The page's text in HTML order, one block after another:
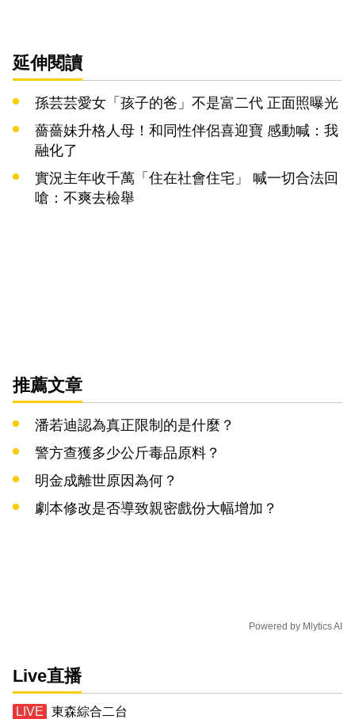
延伸閱讀
孫芸芸愛女「孩子的爸」不是富二代 正面照曝光
薔薔妹升格人母！和同性伴侶喜迎寶 感動喊：我
融化了
實況主年收千萬「住在社會住宅」 喊一切合法回
嗆：不爽去檢舉
推薦文章
潘若迪認為真正限制的是什麼？
警方查獲多少公斤毒品原料？
明金成離世原因為何？
劇本修改是否導致親密戲份大幅增加？
Powered by Mlytics AI
Live直播
東森綜合二台